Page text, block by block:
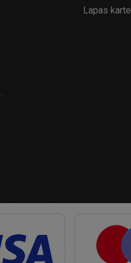
Lapas karte